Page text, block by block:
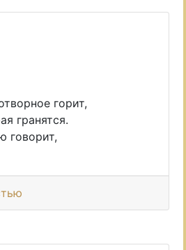
горит,
гранятся.
говорит,